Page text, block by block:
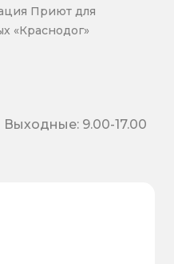
Приют для
«Краснодог»
Выходные: 9.00-17.00